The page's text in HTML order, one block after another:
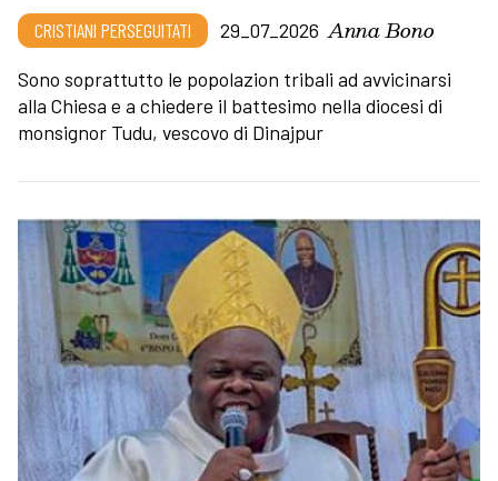
CRISTIANI PERSEGUITATI 29_07_2026 Anna Bono
Sono soprattutto le popolazion tribali ad avvicinarsi
alla Chiesa e a chiedere il battesimo nella diocesi di
monsignor Tudu, vescovo di Dinajpur